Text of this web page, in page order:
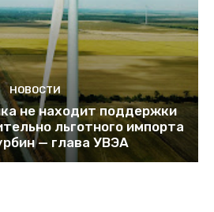
НОВОСТИ
не находит поддержки
льготного импорта
— глава УВЭА